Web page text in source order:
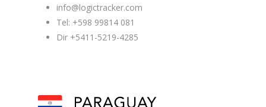
info@logictracker.com
Tel: +598 99814 081
Dir +5411-5219-4285